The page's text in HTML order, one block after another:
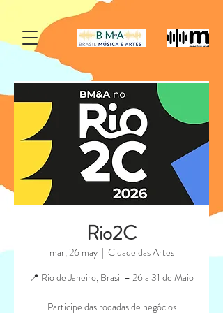
Rio2C
mar, 26 may
  |
Cidade das Artes
📍 Rio de Janeiro, Brasil – 26 a 31 de Maio
Participe das rodadas de negócios